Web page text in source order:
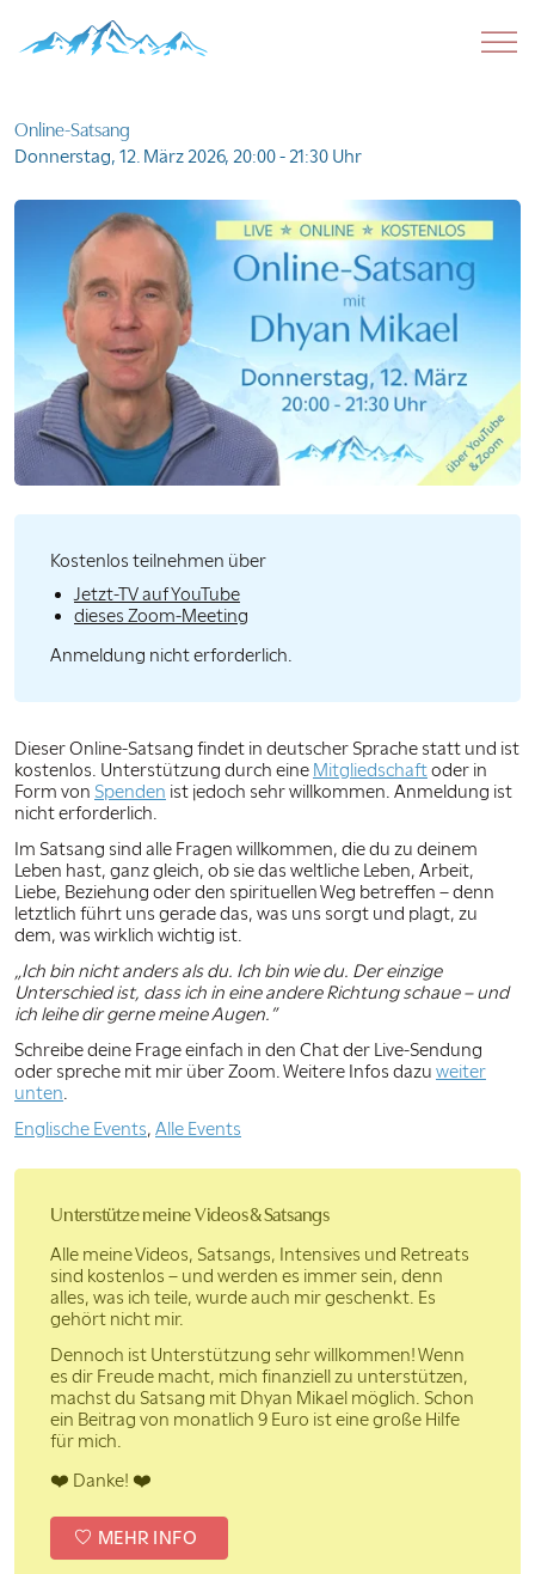
Online-Satsang
Donnerstag, 12. März 2026,20:00 - 21:30 Uhr
Kostenlos teilnehmen über
Jetzt-TV auf YouTube
dieses Zoom-Meeting
Anmeldung nicht erforderlich.
Dieser Online-Satsang findet in deutscher Sprache statt und ist
kostenlos. Unterstützung durch eine Mitgliedschaftoder in
Form von Spenden ist jedoch sehr willkommen. Anmeldung ist
nicht erforderlich.
Im Satsang sind alle Fragen willkommen, die du zu deinem
Leben hast, ganz gleich, ob sie das weltliche Leben, Arbeit,
Liebe, Beziehung oder den spirituellen Weg betreffen – denn
letztlich führt uns gerade das, was uns sorgt und plagt, zu
dem, was wirklich wichtig ist.
„Ich bin nicht anders als du. Ich bin wie du. Der einzige
Unterschied ist, dass ich in eine andere Richtung schaue – und
ich leihe dir gerne meine Augen.”
Schreibe deine Frage einfach in den Chat der Live-Sendung
oder spreche mit mir über Zoom. Weitere Infos dazu weiter
unten
Englische Events, Alle Events
Unterstütze meine Videos & Satsangs
Alle meine Videos, Satsangs, Intensives und Retreats
sind kostenlos – und werden es immer sein, denn
alles, was ich teile, wurde auch mir geschenkt. Es
gehört nicht mir.
Dennoch ist Unterstützung sehr willkommen! Wenn
es dir Freude macht, mich finanziell zu unterstützen,
machst du Satsang mit Dhyan Mikael möglich. Schon
ein Beitrag von monatlich 9 Euro ist eine große Hilfe
für mich.
❤️ Danke! ❤️
MEHR INFO